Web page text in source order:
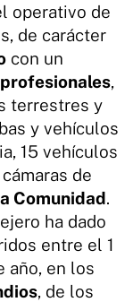
operativo de
de carácter
con un
,
terrestres y
y vehículos
15 vehículos
de
Comunidad.
ha dado
entre el 1
año, en los
, de los